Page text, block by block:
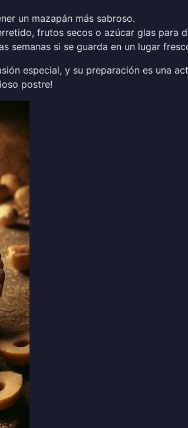
un mazapán más sabroso.
frutos secos o azúcar glas para
semanas si se guarda en un lugar
especial, y su preparación es una
postre!